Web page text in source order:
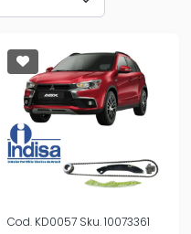
Cod. KD0057 Sku.10073361